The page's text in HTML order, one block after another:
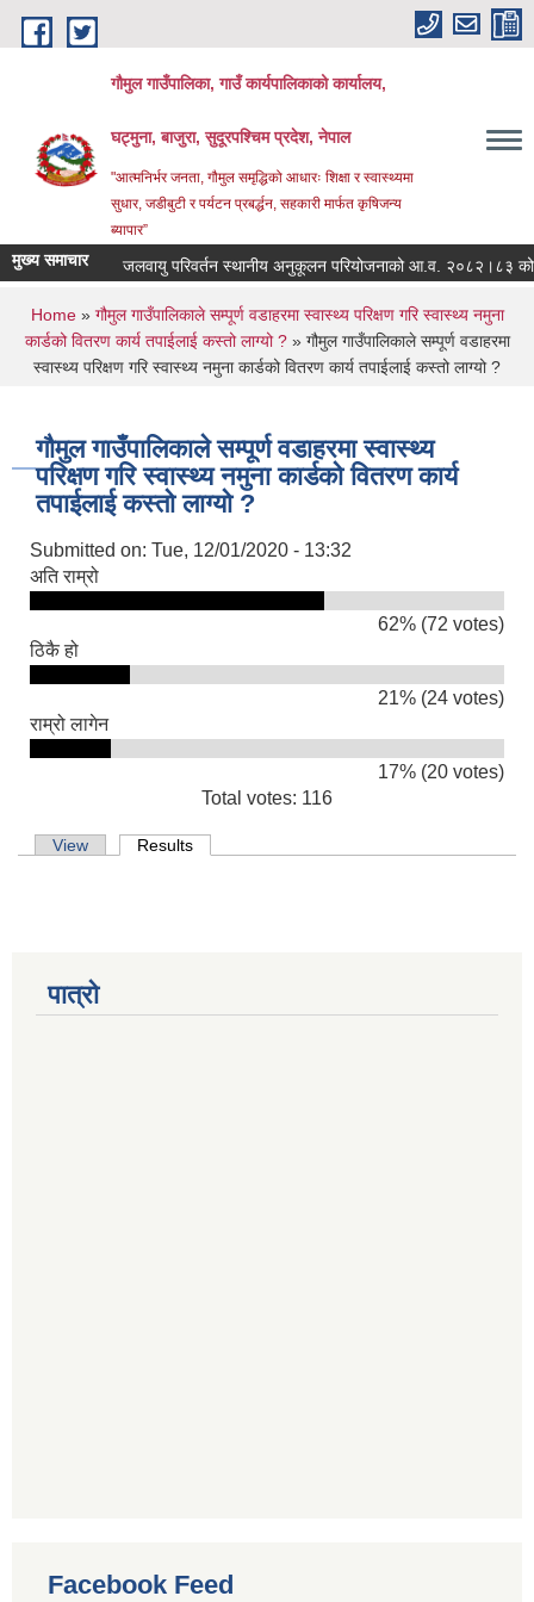
Skip to main content
गौमुल गाउँपालिका, गाउँ कार्यपालिकाको कार्यालय,
घट्मुना, बाजुरा, सुदूरपश्चिम प्रदेश, नेपाल
"आत्मनिर्भर जनता, गौमुल समृद्धिको आधारः शिक्षा र स्वास्थ्यमा
सुधार, जडीबुटी र पर्यटन प्रबर्द्धन, सहकारी मार्फत कृषिजन्य
ब्यापार”
मुख्य समाचार जलवायु परिवर्तन स्थानीय अनुकूलन परियोजनाको आ.व. २०८२।८३ को
You are here
Home» गौमुल गाउँपालिकाले सम्पूर्ण वडाहरमा स्वास्थ्य परिक्षण गरि स्वास्थ्य नमुना
कार्डको वितरण कार्य तपाईलाई कस्तो लाग्यो ?» गौमुल गाउँपालिकाले सम्पूर्ण वडाहरमा
स्वास्थ्य परिक्षण गरि स्वास्थ्य नमुना कार्डको वितरण कार्य तपाईलाई कस्तो लाग्यो ?
गौमुल गाउँपालिकाले सम्पूर्ण वडाहरमा स्वास्थ्य
परिक्षण गरि स्वास्थ्य नमुना कार्डको वितरण कार्य
तपाईलाई कस्तो लाग्यो ?
Submitted on: Tue, 12/01/2020 - 13:32
अति राम्रो
62% (72 votes)
ठिकै हो
21% (24 votes)
राम्रो लागेन
17% (20 votes)
Total votes: 116
Primary tabs
View Results
पात्रो
Facebook Feed